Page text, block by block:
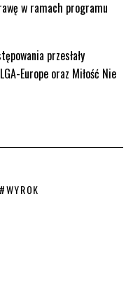
w ramach programu
przesłały
Europe oraz Miłość Nie
STRONA TAGU WPISÓW
#WYROK
Facebook. Strona otwiera się
na Twitter. Strona otwiera
artykuł na Linkedin. Strona